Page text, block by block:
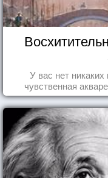
У вас нет
чувственная